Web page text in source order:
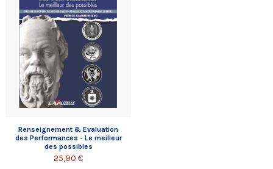
Renseignement & Evaluation
des Performances - Le meilleur
des possibles
25,90 €